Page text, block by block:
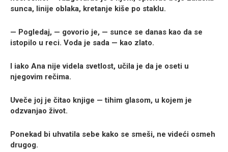
sunca, linije oblaka, kretanje kiše po staklu.
— Pogledaj, — govorio je, — sunce se danas kao da se
istopilo u reci. Voda je sada — kao zlato.
I iako Ana nije videla svetlost, učila je da je oseti u
njegovim rečima.
Uveče joj je čitao knjige — tihim glasom, u kojem je
odzvanjao život.
Ponekad bi uhvatila sebe kako se smeši, ne videći osmeh
drugog.